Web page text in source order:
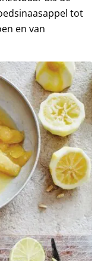
tot
en van